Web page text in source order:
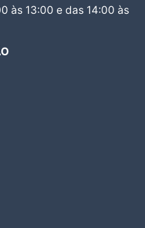
às 13:00 e das 14:00 às